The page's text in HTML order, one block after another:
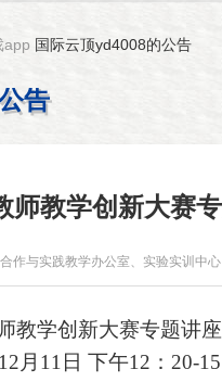
app 国际云顶yd4008的公告
告
师教学创新大赛
作与实践教学办公室、实验实训中心
教学创新大赛专题讲座
月11日 下午12：20-